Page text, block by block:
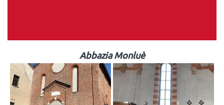
Abbazia Monluè